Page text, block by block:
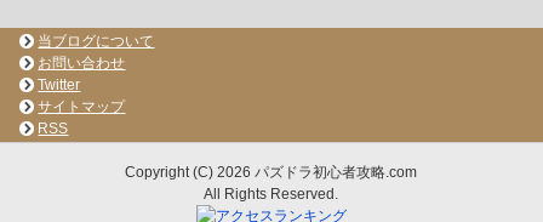
当ブログについて
お問い合わせ
Twitter
サイトマップ
RSS
Copyright (C) 2026 パズドラ初心者攻略.com
All Rights Reserved.